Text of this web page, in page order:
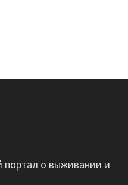
о выживании и